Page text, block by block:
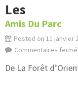
Les
Amis Du Parc
Posted on 11 janvier
Commentaires
De La Forêt